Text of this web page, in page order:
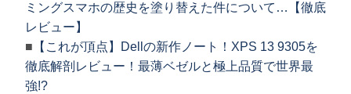
ミングスマホの歴史を塗り替えた件について…【徹底
レビュー】
■ 【これが頂点】Dellの新作ノート！XPS 13 9305を
徹底解剖レビュー！最薄ベゼルと極上品質で世界最
強!?